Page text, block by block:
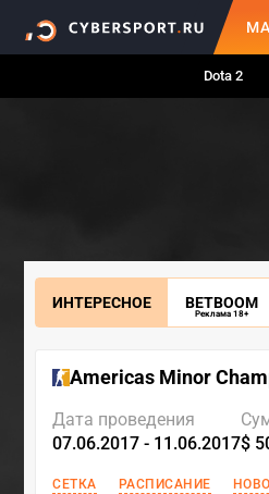
Dota 2
ИНТЕРЕСНОЕ BETBOOM
Реклама 18+
Americas Minor
Дата проведения
07.06.2017 - 11.06.2017$
СЕТКА РАСПИСАНИЕ